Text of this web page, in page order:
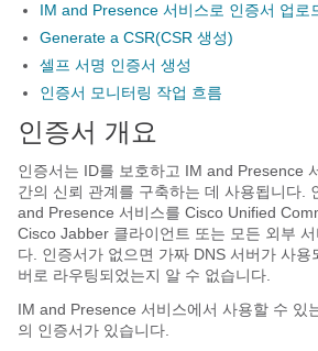
IM and Presence 서비스로 인증서 업로
Generate a CSR(CSR 생성)
셀프 서명 인증서 생성
인증서 모니터링 작업 흐름
인증서 개요
인증서는 ID를 보호하고 IM and Presence
간의 신뢰 관계를 구축하는 데 사용됩니다.
and Presence 서비스를 Cisco Unified
Cisco Jabber 클라이언트 또는 모든 외부
다. 인증서가 없으면 가짜 DNS 서버가 사용
버로 라우팅되었는지 알 수 없습니다.
IM and Presence 서비스에서 사용할 수 있
의 인증서가 있습니다.